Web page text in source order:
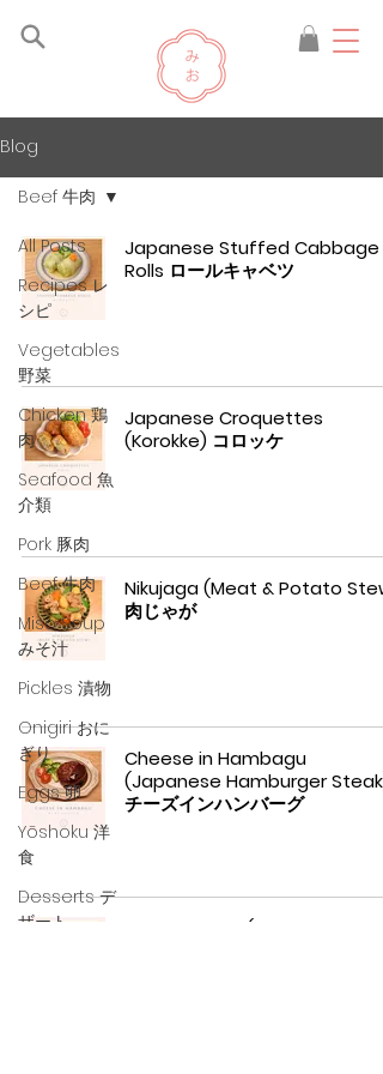
Blog
All Posts
Recipes レ
シピ
Vegetables
野菜
Chicken 鶏
肉
Seafood 魚
介類
Pork 豚肉
Beef 牛肉
Miso Soup
みそ汁
Pickles 漬物
Onigiri おに
ぎり
Eggs 卵
Yōshoku 洋
食
Desserts デ
ザート
Beef 牛肉
Japanese Stuffed Cabbage
Rolls ロールキャベツ
Japanese Croquettes
(Korokke) コロッケ
Nikujaga (Meat & Potato
肉じゃが
Cheese in Hambagu
(Japanese Hamburger Steak)
チーズインハンバーグ
Menchi Katsu (Minced Meat